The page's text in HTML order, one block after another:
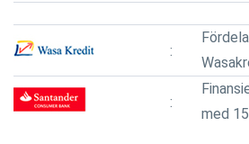
med